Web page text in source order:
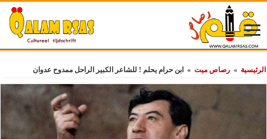
الرئيسية » رصاص ميت » ابن حرام يحلم ! للشاعر الكبير الراحل ممدوح عدوان